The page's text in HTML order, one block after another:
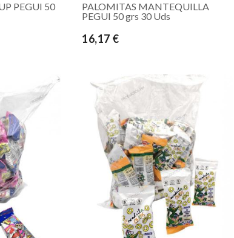
PEGUI 50
PALOMITAS MANTEQUILLA
PEGUI 50 grs 30 Uds
16,17 €